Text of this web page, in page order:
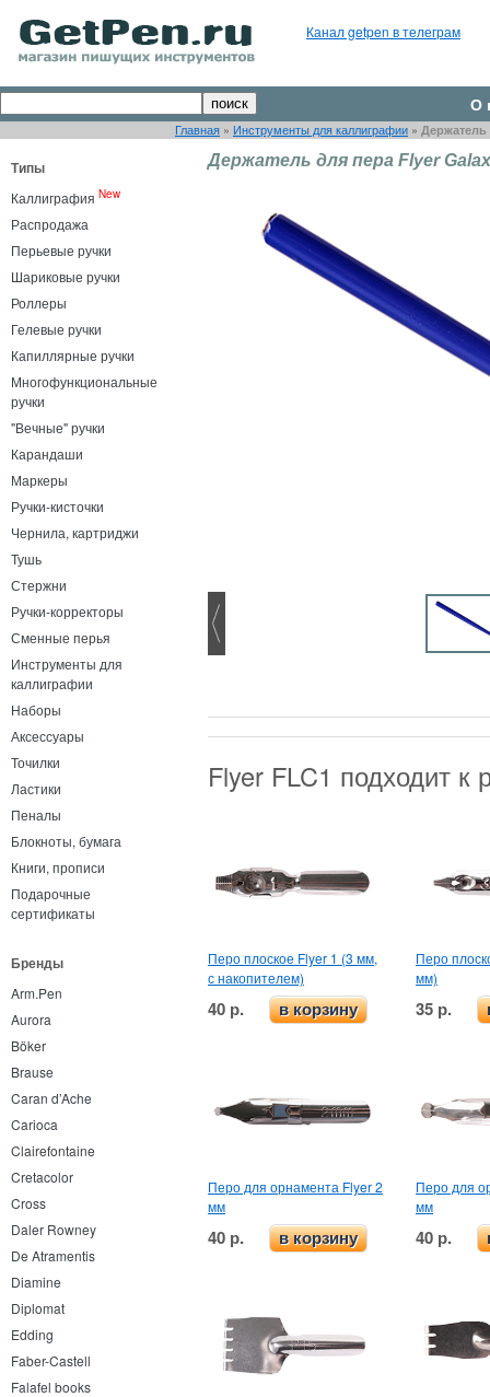
Канал getpen в телеграм
О
Главная » Инструменты для каллиграфии » Держатель
Типы
Каллиграфия New
Распродажа
Перьевые ручки
Шариковые ручки
Роллеры
Гелевые ручки
Капиллярные ручки
Многофункциональные
ручки
"Вечные" ручки
Карандаши
Маркеры
Ручки-кисточки
Чернила, картриджи
Тушь
Стержни
Ручки-корректоры
Сменные перья
Инструменты для
каллиграфии
Наборы
Аксессуары
Точилки
Ластики
Пеналы
Блокноты, бумага
Книги, прописи
Подарочные
сертификаты
Бренды
Arm.Pen
Aurora
Böker
Brause
Caran d’Ache
Carioca
Clairefontaine
Cretacolor
Cross
Daler Rowney
De Atramentis
Diamine
Diplomat
Edding
Faber-Castell
Falafel books
Держатель для пера Flyer
Flyer FLC1 подходит к
Перо плоское Flyer 1 (3 мм,
с накопителем)
40 р. в корзину
Перо
мм)
35 р.
Перо для орнамента Flyer 2
мм
40 р. в корзину
Перо для
мм
40 р.